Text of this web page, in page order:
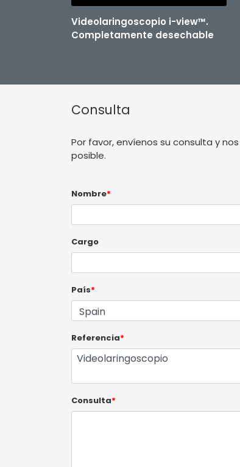
Videolaringoscopio i-view™.
Completamente desechable
Consulta
Por favor, envíenos su consulta y
posible.
Nombre*
Cargo
País*
Referencia*
Consulta*